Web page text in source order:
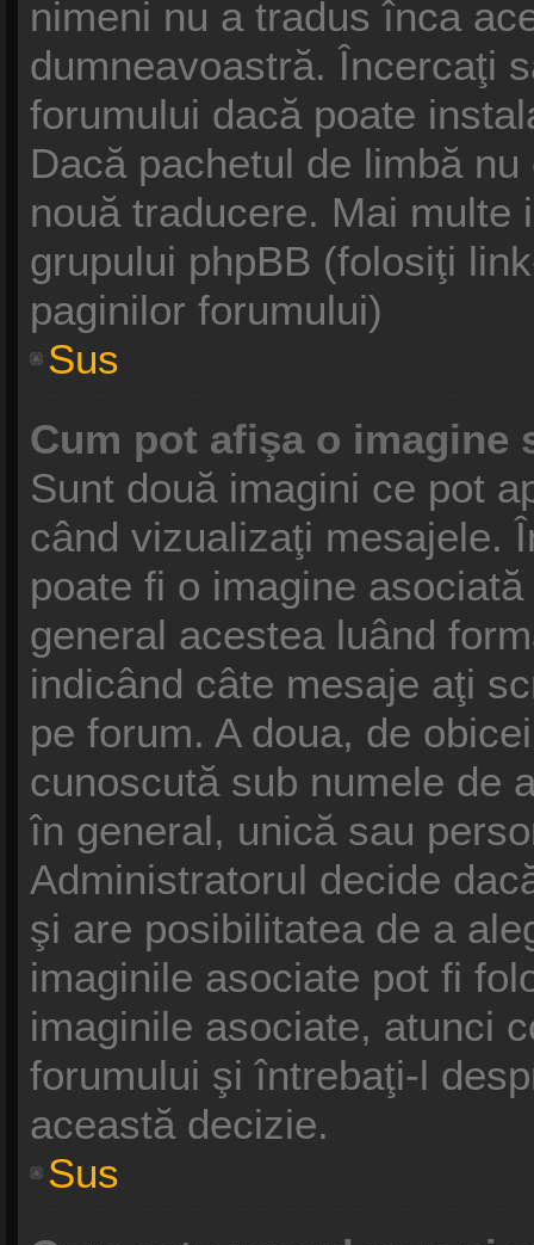
nimeni nu a tradus înca
dumneavoastră. Încercaţi
forumului dacă poate
Dacă pachetul de limbă
nouă traducere. Mai
grupului phpBB (folosiţi
paginilor forumului)
Sus
Cum pot afişa o imagine
Sunt două imagini ce pot
când vizualizaţi mesajele.
poate fi o imagine
general acestea luând
indicând câte mesaje aţi
pe forum. A doua, de
cunoscută sub numele de
în general, unică sau
Administratorul decide
şi are posibilitatea de a
imaginile asociate pot fi
imaginile asociate, atunci
forumului şi întrebaţi-l
această decizie.
Sus